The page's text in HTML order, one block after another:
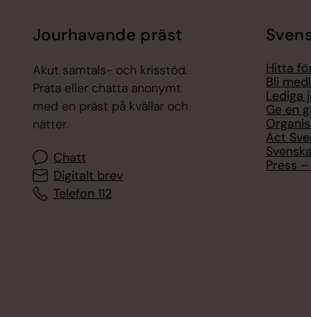
Jourhavande präst
Akut samtals- och krisstöd.
Prata eller chatta anonymt
med en präst på kvällar och
nätter.
Chatt
Digitalt brev
Telefon 112
Hitta
Bli
Lediga
Ge en
Act
Press